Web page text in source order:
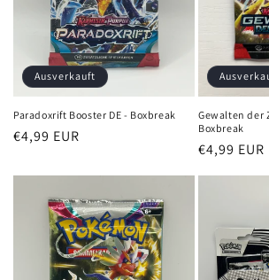
Ausverkauft
Paradoxrift Booster DE - Boxbreak
Normaler
€4,99 EUR
Gewalten der
Boxbreak
Normaler
€4,99 EUR